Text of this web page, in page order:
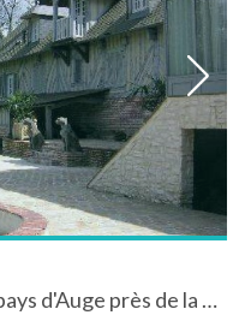
Gites de charme au coeur du pays d'Auge près de la mer à Saint-Julien-sur-Calonne en Normandie